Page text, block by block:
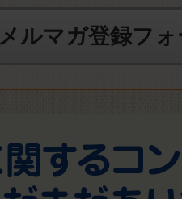
メルマガ登録フ